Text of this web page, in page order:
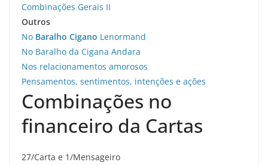
Combinações Gerais II
Outros
No Baralho Cigano Lenormand
No Baralho da Cigana Andara
Nos relacionamentos amorosos
Pensamentos, sentimentos, intenções e ações
Combinações no
financeiro da Cartas
27/Carta e 1/Mensageiro